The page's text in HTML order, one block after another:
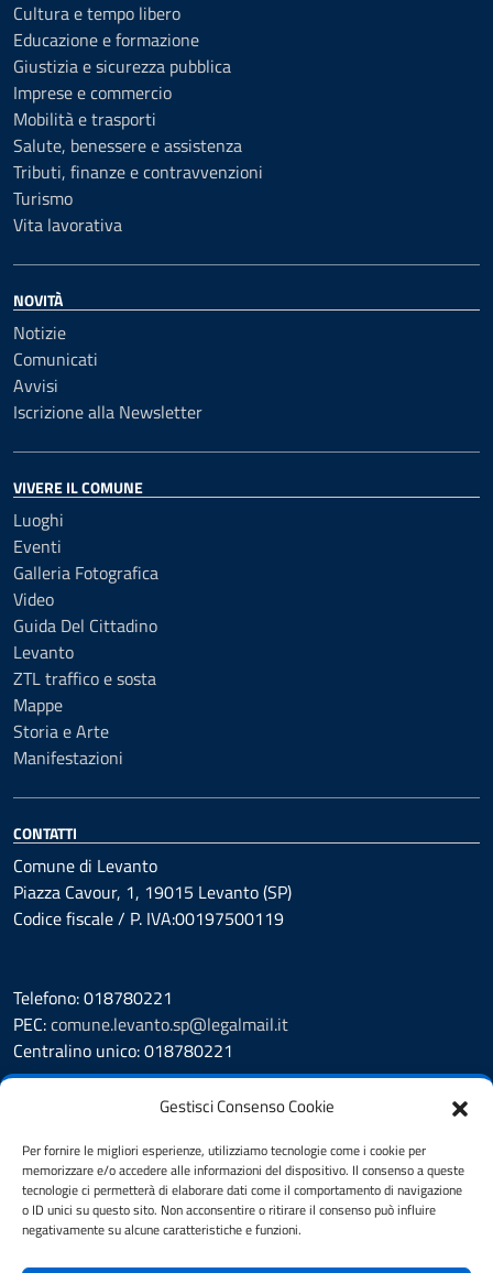
Gestisci Consenso Cookie
Per fornire le migliori esperienze, utilizziamo tecnologie come i cookie per
memorizzare e/o accedere alle informazioni del dispositivo. Il consenso a queste
tecnologie ci permetterà di elaborare dati come il comportamento di navigazione
o ID unici su questo sito. Non acconsentire o ritirare il consenso può influire
negativamente su alcune caratteristiche e funzioni.
Cultura e tempo libero
Educazione e formazione
Giustizia e sicurezza pubblica
Imprese e commercio
Mobilità e trasporti
Salute, benessere e assistenza
Tributi, finanze e contravvenzioni
Turismo
Vita lavorativa
NOVITÀ
Notizie
Comunicati
Avvisi
Iscrizione alla Newsletter
VIVERE IL COMUNE
Luoghi
Eventi
Galleria Fotografica
Video
Guida Del Cittadino
Levanto
ZTL traffico e sosta
Mappe
Storia e Arte
Manifestazioni
CONTATTI
Comune di Levanto
Piazza Cavour, 1, 19015 Levanto (SP)
Codice fiscale / P. IVA:00197500119
Telefono: 018780221
PEC:comune.levanto.sp@legalmail.it
Centralino unico: 018780221
Prenotazione appuntamento
Segnalazione disservizio
Whistleblowing
Amministrazione Trasparente
Albo Pretorio